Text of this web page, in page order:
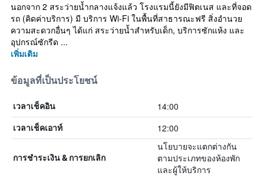
นอกจาก 2 สระว่ายน้ำกลางแจ้งแล้ว โรงแรมนี้ยังมีฟิตเนส และที่จอด
รถ (คิดค่าบริการ) มี บริการ Wi-Fi ในพื้นที่สาธารณะฟรี สิ่งอำนวย
ความสะดวกอื่นๆ ได้แก่ สระว่ายน้ำสำหรับเด็ก, บริการซักแห้ง และ
อุปกรณ์ซักรีด ...
เพิ่มเติม
ข้อมูลที่เป็นประโยชน์
เวลาเช็คอิน 14:00
เวลาเช็คเอาท์ 12:00
การชำระเงิน & การยกเลิก
นโยบายจะแตกต่างกัน
ตามประเภทของห้องพัก
และผู้ให้บริการ